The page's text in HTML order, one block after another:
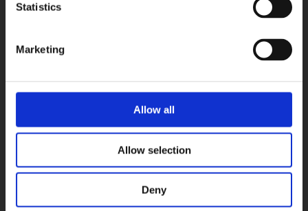
Statistics
Marketing
Allow all
Allow selection
Deny
Karty DAQ
Systemy Fieldbus
Rejestratory danych
Konwertery sygnałów
Oprogramowanie
Akcesoria